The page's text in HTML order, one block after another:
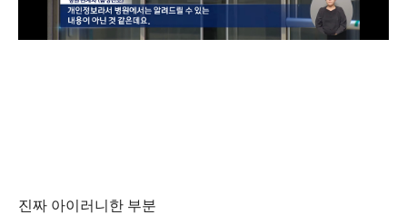
진짜 아이러니한 부분